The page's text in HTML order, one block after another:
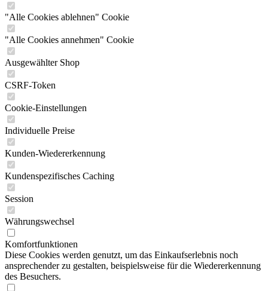
"Alle Cookies ablehnen" Cookie
"Alle Cookies annehmen" Cookie
Ausgewählter Shop
CSRF-Token
Cookie-Einstellungen
Individuelle Preise
Kunden-Wiedererkennung
Kundenspezifisches Caching
Session
Währungswechsel
Komfortfunktionen
Diese Cookies werden genutzt, um das Einkaufserlebnis noch
ansprechender zu gestalten, beispielsweise für die Wiedererkennung
des Besuchers.